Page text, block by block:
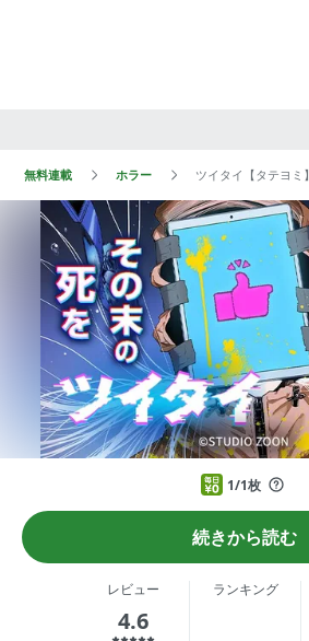
無料連載 ホラー ツイタイ【タテヨミ】
1/1枚
続きから読む
レビュー ランキング
4.6